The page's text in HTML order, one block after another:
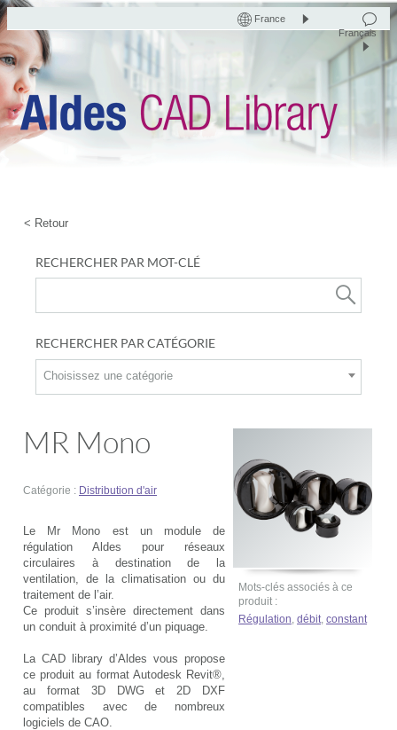
France
Français
< Retour
RECHERCHER PAR MOT-CLÉ
RECHERCHER PAR CATÉGORIE
Choisissez une catégorie
MR Mono
Catégorie : Distribution d'air
Le Mr Mono est un module de
régulation Aldes pour réseaux
circulaires à destination de la
ventilation, de la climatisation ou du
traitement de l’air.
Ce produit s’insère directement dans
un conduit à proximité d’un piquage.
La CAD library d’Aldes vous propose
ce produit au format Autodesk Revit®,
au format 3D DWG et 2D DXF
compatibles avec de nombreux
logiciels de CAO.
Mots-clés associés à ce
produit :
Régulation,débit,constant